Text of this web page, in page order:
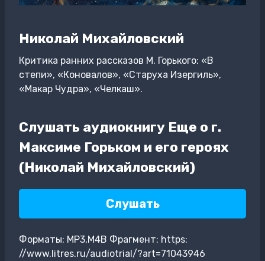
Николай Михайловский
Критика ранних рассказов М. Горького: «В
степи», «Коновалов», «Старуха Изергиль»,
«Макар Чудра», «Челкаш».
Слушать аудиокнигу Еще о г.
Максиме Горьком и его героях
(Николай Михайловский)
Слушать
Форматы: MP3,M4B Фрагмент: https:
//www.litres.ru/audiotrial/?art=71043946